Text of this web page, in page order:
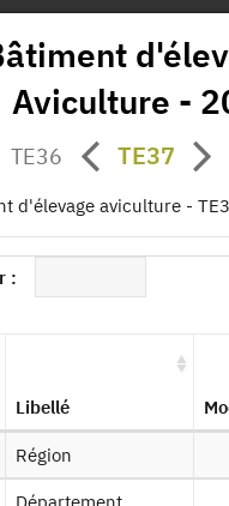
Missions
EN | FR
Aviculture -
TE36 TE37
d'élevage aviculture -
:
Libellé
Région